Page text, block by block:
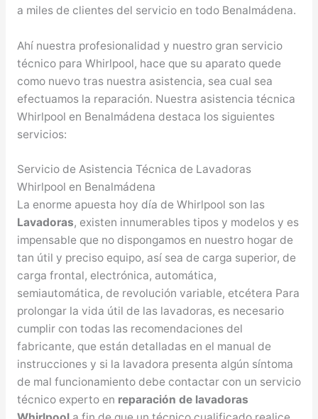
a miles de clientes del servicio en todo Benalmádena.
Ahí nuestra profesionalidad y nuestro gran servicio
técnico para Whirlpool, hace que su aparato quede
como nuevo tras nuestra asistencia, sea cual sea
efectuamos la reparación. Nuestra asistencia técnica
Whirlpool en Benalmádena destaca los siguientes
servicios:
Servicio de Asistencia Técnica de Lavadoras
Whirlpool en Benalmádena
La enorme apuesta hoy día de Whirlpool son las
Lavadoras, existen innumerables tipos y modelos y es
impensable que no dispongamos en nuestro hogar de
tan útil y preciso equipo, así sea de carga superior, de
carga frontal, electrónica, automática,
semiautomática, de revolución variable, etcétera Para
prolongar la vida útil de las lavadoras, es necesario
cumplir con todas las recomendaciones del
fabricante, que están detalladas en el manual de
instrucciones y si la lavadora presenta algún síntoma
de mal funcionamiento debe contactar con un servicio
técnico experto en reparación de lavadoras